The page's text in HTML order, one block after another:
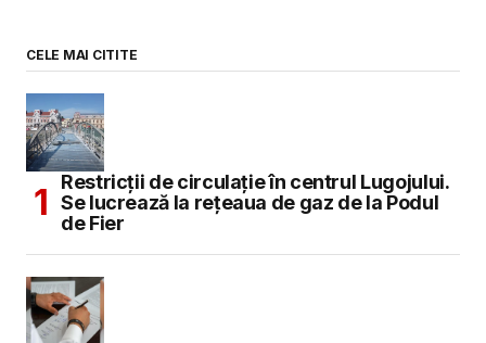
CELE MAI CITITE
Restricții de circulație în centrul Lugojului.
Se lucrează la rețeaua de gaz de la Podul
de Fier